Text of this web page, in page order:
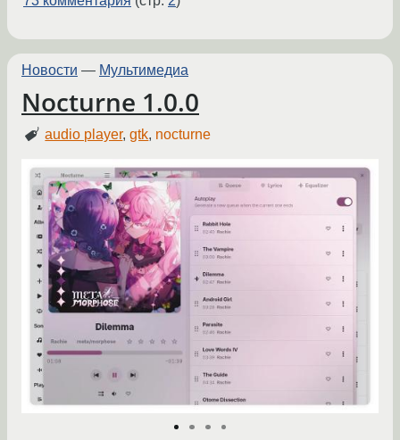
Новости — Мультимедиа
Nocturne 1.0.0
audio player,gtk, nocturne